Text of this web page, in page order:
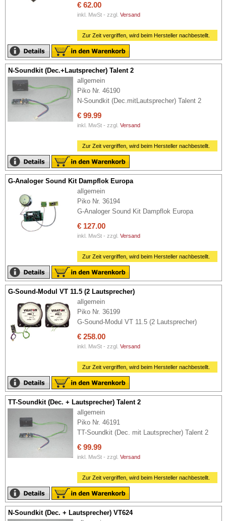
€ 62.00
inkl. MwSt - zzgl. Versand
Zur Zeit vergriffen, wird beim Hersteller nachbestellt.
N-Soundkit (Dec.+Lautsprecher) Talent 2
allgemein
Piko Nr. 46190
N-Soundkit (Dec.mitLautsprecher) Talent 2
€ 99.99
inkl. MwSt - zzgl. Versand
Zur Zeit vergriffen, wird beim Hersteller nachbestellt.
G-Analoger Sound Kit Dampflok Europa
allgemein
Piko Nr. 36194
G-Analoger Sound Kit Dampflok Europa
€ 127.00
inkl. MwSt - zzgl. Versand
Zur Zeit vergriffen, wird beim Hersteller nachbestellt.
G-Sound-Modul VT 11.5 (2 Lautsprecher)
allgemein
Piko Nr. 36199
G-Sound-Modul VT 11.5 (2 Lautsprecher)
€ 258.00
inkl. MwSt - zzgl. Versand
Zur Zeit vergriffen, wird beim Hersteller nachbestellt.
TT-Soundkit (Dec. + Lautsprecher) Talent 2
allgemein
Piko Nr. 46191
TT-Soundkit (Dec. mit Lautsprecher) Talent 2
€ 99.99
inkl. MwSt - zzgl. Versand
Zur Zeit vergriffen, wird beim Hersteller nachbestellt.
N-Soundkit (Dec. + Lautsprecher) VT624